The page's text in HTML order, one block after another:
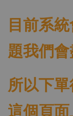
目前系
題我們會
所以下
這個頁面